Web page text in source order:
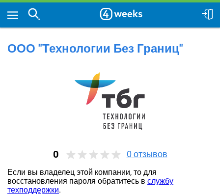
ООО "Технологии Без Границ"
0 0 отзывов
Если вы владелец этой компании, то для
восстановления пароля обратитесь в службу
техподдержки.